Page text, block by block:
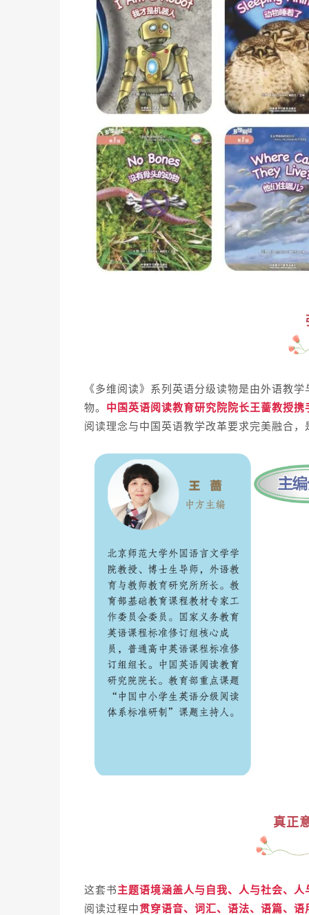
《多维阅读》系列英语分级读物是由外语教
物。 中国英语阅读教育研究院院长王蔷教授
阅读理念与中国英语教学改革要求完美融合
真正
这套书主题语境涵盖人与自我、人与社会、人
阅读过程中贯穿语音、词汇、语法、语篇、